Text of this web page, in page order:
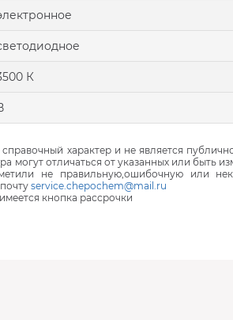
К
характер и не является
могут отличаться от указанных или быть
не правильную,ошибочную или
service.chepochem@mail.ru
кнопка рассрочки